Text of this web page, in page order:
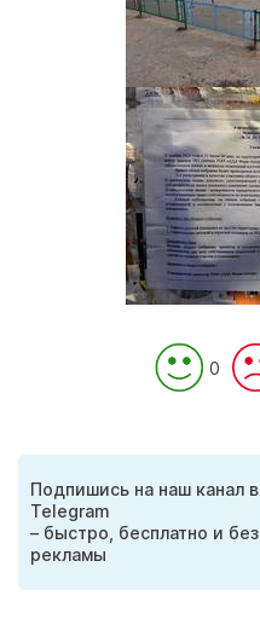
0
Подпишись на наш канал в
Telegram
– быстро, бесплатно и без
рекламы